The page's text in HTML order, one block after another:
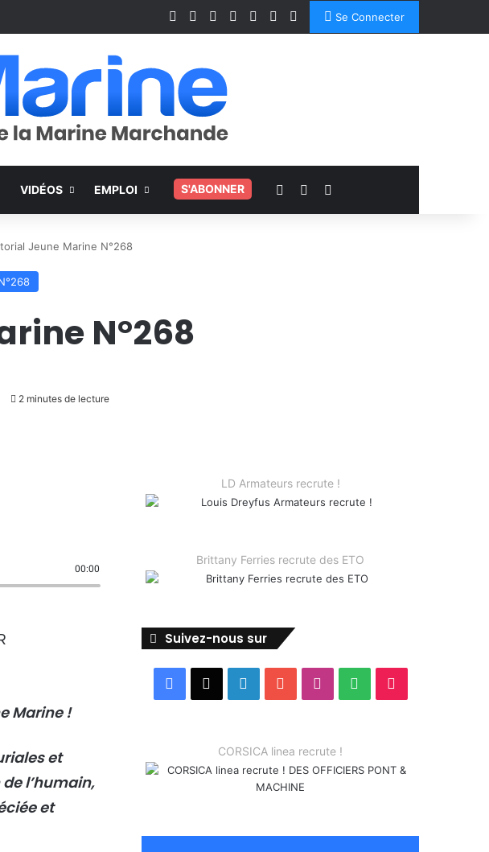
FacebookLinkedinYouTubeInstagram
SpotifyTikTokSe Connecter
VIDÉOS EMPLOI S'ABONNER Voir votre panier
Switch skin
Jeune Marine N°268
N°268
2 minutes de lecture
00:00
Marine !
et
l’humain,
et
LD Armateurs recrute !
Brittany Ferries recrute des ETO
Suivez-nous sur
Facebook LinkedinYouTubeInstagram
Spotify
CORSICA linea recrute !